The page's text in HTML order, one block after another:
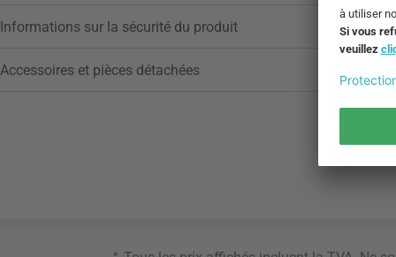
Informations sur la sécurité du produit
Accessoires et pièces détachées